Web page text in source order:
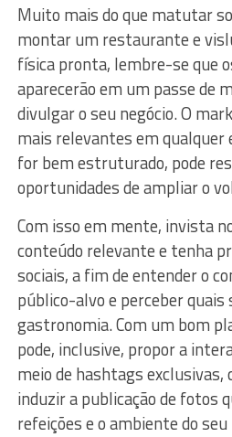
Muito mais do que matutar
montar um restaurante e
física pronta, lembre-se que
aparecerão em um passe de
divulgar o seu negócio. O
mais relevantes em qualquer
for bem estruturado, pode
oportunidades de ampliar o
Com isso em mente, invista
conteúdo relevante e tenha
sociais, a fim de entender o
público-alvo e perceber quais
gastronomia. Com um bom
pode, inclusive, propor a
meio de hashtags exclusivas,
induzir a publicação de fotos
refeições e o ambiente do seu